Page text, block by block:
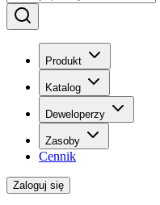
Produkt
Katalog
Deweloperzy
Zasoby
Cennik
Zaloguj się